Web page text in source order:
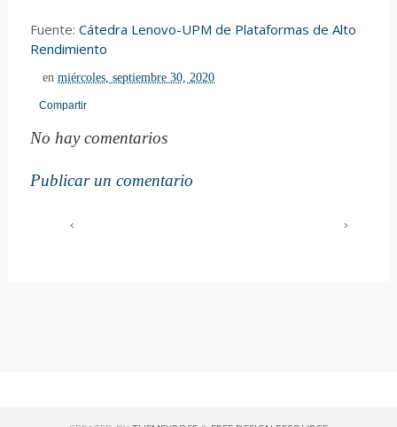
Fuente: Cátedra Lenovo-UPM de Plataformas de Alto
Rendimiento
enmiércoles, septiembre 30, 2020
Compartir
No hay comentarios
Publicar un comentario
‹ ›